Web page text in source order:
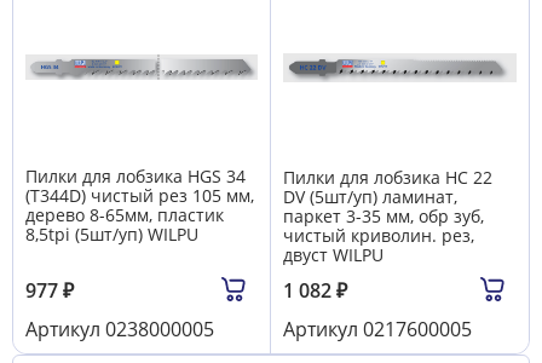
Пилки для лобзика HGS 34
(T344D) чистый рез 105 мм,
дерево 8-65мм, пластик
8,5tpi (5шт/уп) WILPU
977₽
Артикул 0238000005
Пилки для лобзика HC 22
DV (5шт/уп) ламинат,
паркет 3-35 мм, обр зуб,
чистый криволин. рез,
двуст WILPU
1 082₽
Артикул 0217600005